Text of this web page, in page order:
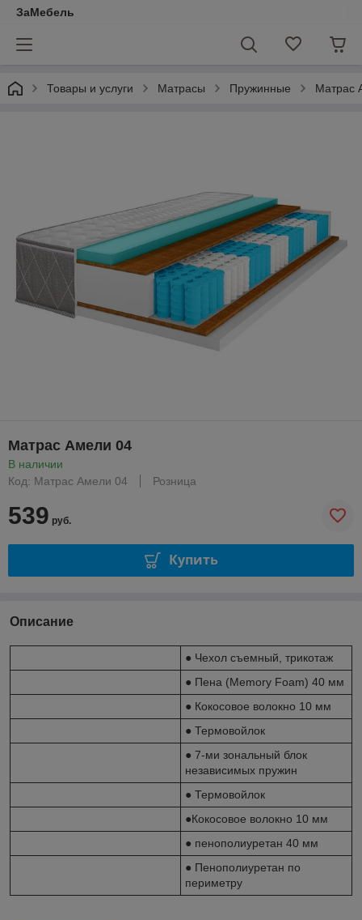
ЗаМебель
Товары и услуги Матрасы Пружинные Матрас
Матрас Амели 04
В наличии
Код: Матрас Амели 04
Розница
539 руб.
Купить
Описание
● Чехол съемный, трикотаж
● Пена (Memory Foam) 40 мм
● Кокосовое волокно 10 мм
● Термовойлок
● 7-ми зональный блок
независимых пружин
● Термовойлок
●Кокосовое волокно 10 мм
● пенополиуретан 40 мм
● Пенополиуретан по
периметру